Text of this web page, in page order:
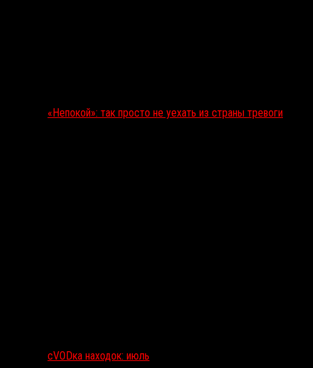
«Непокой»: так просто не уехать из страны тревоги
сVODка находок: июль